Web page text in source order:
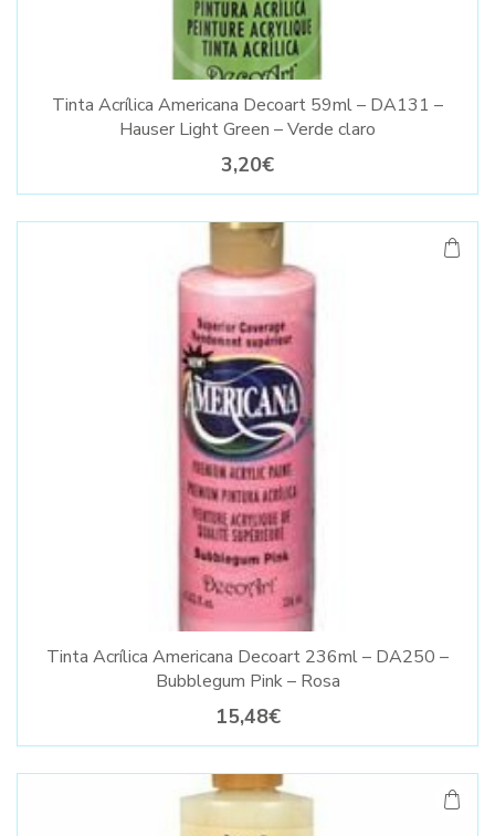
Tinta Acrílica Americana Decoart 59ml – DA131 –
Hauser Light Green – Verde claro
3,20€
Tinta Acrílica Americana Decoart 236ml – DA250 –
Bubblegum Pink – Rosa
15,48€